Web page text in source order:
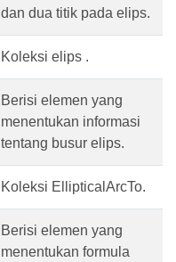
dan dua titik pada elips.
Koleksi elips .
Berisi elemen yang
menentukan informasi
tentang busur elips.
Koleksi EllipticalArcTo.
Berisi elemen yang
menentukan formula